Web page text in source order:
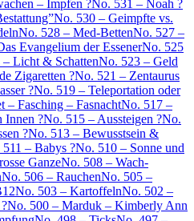
– Impfen ?No. 531 – Noah ?
No. 530 – Geimpfte vs.
No. 528 – Med-BettenNo. 527 –
Evangelium der EssenerNo. 525
Licht & SchattenNo. 523 – Geld
Zigaretten ?No. 521 – Zentaurus
?No. 519 – Teleportation oder
– Fasching – FasnachtNo. 517 –
Innen ?No. 515 – Aussteigen ?No.
?No. 513 – Bewusstsein &
– Babys ?No. 510 – Sonne und
GanzeNo. 508 – Wach-
No. 506 – RauchenNo. 505 –
No. 503 – KartoffelnNo. 502 –
No. 500 – Marduk – Kimberly Ann